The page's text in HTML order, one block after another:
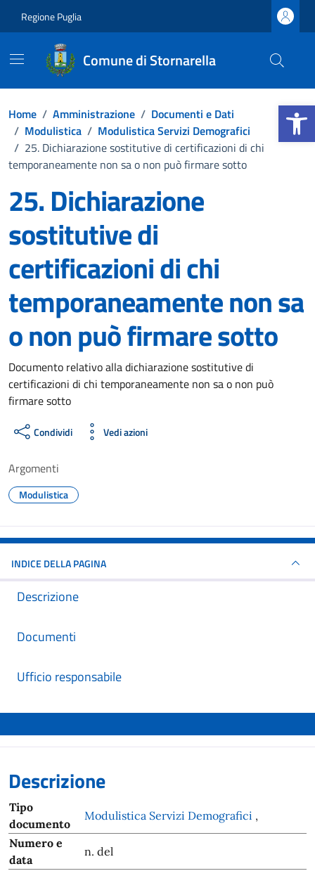
Regione Puglia
Comune di Stornarella
Home / Amministrazione / Documenti e Dati
/ Modulistica / Modulistica Servizi Demografici
/ 25. Dichiarazione sostitutive di certificazioni di chi
temporaneamente non sa o non può firmare sotto
25. Dichiarazione
sostitutive di
certificazioni di chi
temporaneamente non sa
o non può firmare sotto
Dettagli del documento
Documento relativo alla dichiarazione sostitutive di
certificazioni di chi temporaneamente non sa o non può
firmare sotto
Condividi Vedi azioni
Argomenti
Modulistica
INDICE DELLA PAGINA
Descrizione
Documenti
Ufficio responsabile
Descrizione
Tipo
documento
Modulistica Servizi Demografici ,
Numero e
data
n. del
Apri la